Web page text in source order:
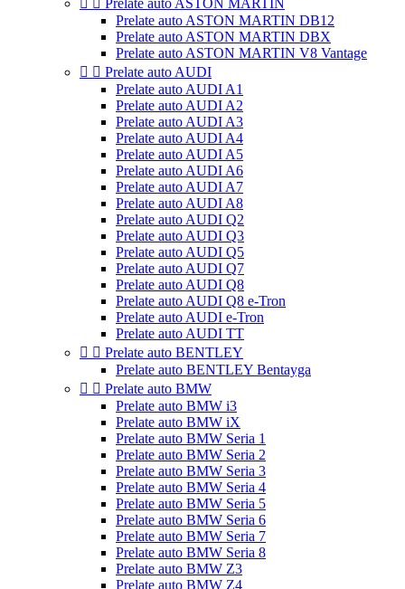
  Prelate auto ASTON MARTIN
Prelate auto ASTON MARTIN DB12
Prelate auto ASTON MARTIN DBX
Prelate auto ASTON MARTIN V8 Vantage
  Prelate auto AUDI
Prelate auto AUDI A1
Prelate auto AUDI A2
Prelate auto AUDI A3
Prelate auto AUDI A4
Prelate auto AUDI A5
Prelate auto AUDI A6
Prelate auto AUDI A7
Prelate auto AUDI A8
Prelate auto AUDI Q2
Prelate auto AUDI Q3
Prelate auto AUDI Q5
Prelate auto AUDI Q7
Prelate auto AUDI Q8
Prelate auto AUDI Q8 e-Tron
Prelate auto AUDI e-Tron
Prelate auto AUDI TT
  Prelate auto BENTLEY
Prelate auto BENTLEY Bentayga
  Prelate auto BMW
Prelate auto BMW i3
Prelate auto BMW iX
Prelate auto BMW Seria 1
Prelate auto BMW Seria 2
Prelate auto BMW Seria 3
Prelate auto BMW Seria 4
Prelate auto BMW Seria 5
Prelate auto BMW Seria 6
Prelate auto BMW Seria 7
Prelate auto BMW Seria 8
Prelate auto BMW Z3
Prelate auto BMW Z4